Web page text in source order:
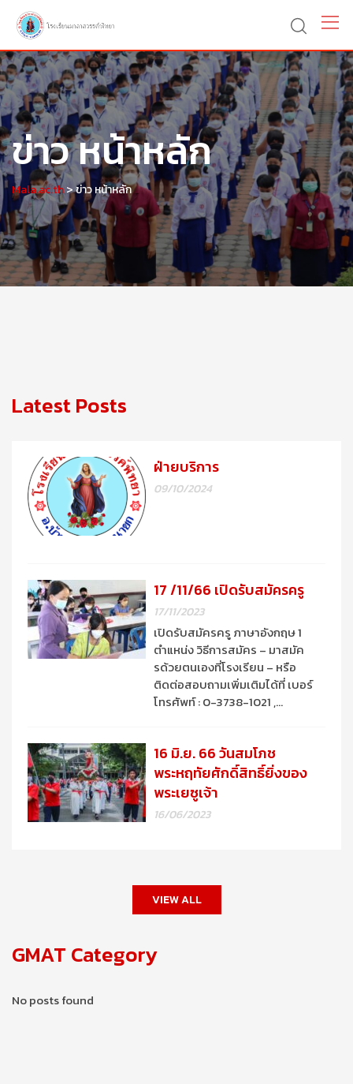
Skip
content
ข่าว หน้าหลัก
Mala.ac.th>ข่าว หน้าหลัก
Latest Posts
ฝ่ายบริการ
09/10/2024
17 /11/66 เปิดรับสมัครครู
17/11/2023
เปิดรับสมัครครู ภาษาอังกฤษ 1
ตำแหน่ง วิธีการสมัคร – มาสมัค
รด้วยตนเองที่โรงเรียน – หรือ
ติดต่อสอบถามเพิ่มเติมได้ที่ เบอร์
โทรศัพท์ : 0-3738-1021 ,…
16 มิ.ย. 66 วันสมโภช
พระหฤทัยศักดิ์สิทธิ์ยิ่งของ
พระเยซูเจ้า
16/06/2023
VIEW ALL
GMAT Category
No posts found